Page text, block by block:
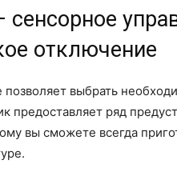
отключение
выбрать
предоставляет ряд
вы сможете всегда